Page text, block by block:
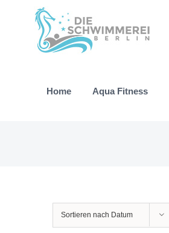
springen
Home Aqua Fitness
Sortieren nach Datum